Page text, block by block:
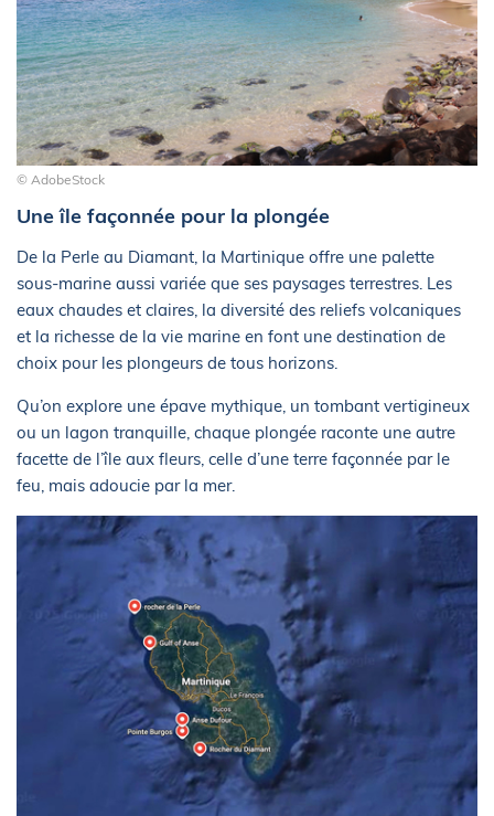
© AdobeStock
Une île façonnée pour la plongée
De la Perle au Diamant, la Martinique offre une palette
sous-marine aussi variée que ses paysages terrestres. Les
eaux chaudes et claires, la diversité des reliefs volcaniques
et la richesse de la vie marine en font une destination de
choix pour les plongeurs de tous horizons.
Qu’on explore une épave mythique, un tombant vertigineux
ou un lagon tranquille, chaque plongée raconte une autre
facette de l’île aux fleurs, celle d’une terre façonnée par le
feu, mais adoucie par la mer.